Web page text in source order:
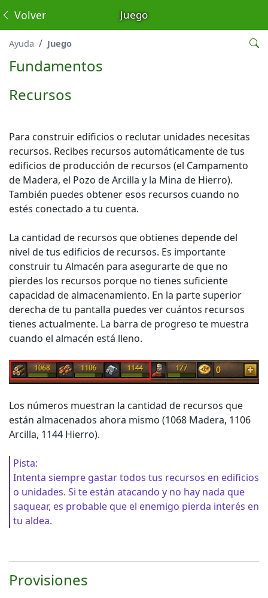
Juego
Volver
Ayuda Juego
Fundamentos
Recursos
Para construir edificios o reclutar unidades necesitas
recursos. Recibes recursos automáticamente de tus
edificios de producción de recursos (el Campamento
de Madera, el Pozo de Arcilla y la Mina de Hierro).
También puedes obtener esos recursos cuando no
estés conectado a tu cuenta.
La cantidad de recursos que obtienes depende del
nivel de tus edificios de recursos. Es importante
construir tu Almacén para asegurarte de que no
pierdes los recursos porque no tienes suficiente
capacidad de almacenamiento. En la parte superior
derecha de tu pantalla puedes ver cuántos recursos
tienes actualmente. La barra de progreso te muestra
cuando el almacén está lleno.
Los números muestran la cantidad de recursos que
están almacenados ahora mismo (1068 Madera, 1106
Arcilla, 1144 Hierro).
Pista:
Intenta siempre gastar todos tus recursos en edificios
o unidades. Si te están atacando y no hay nada que
saquear, es probable que el enemigo pierda interés en
tu aldea.
Provisiones